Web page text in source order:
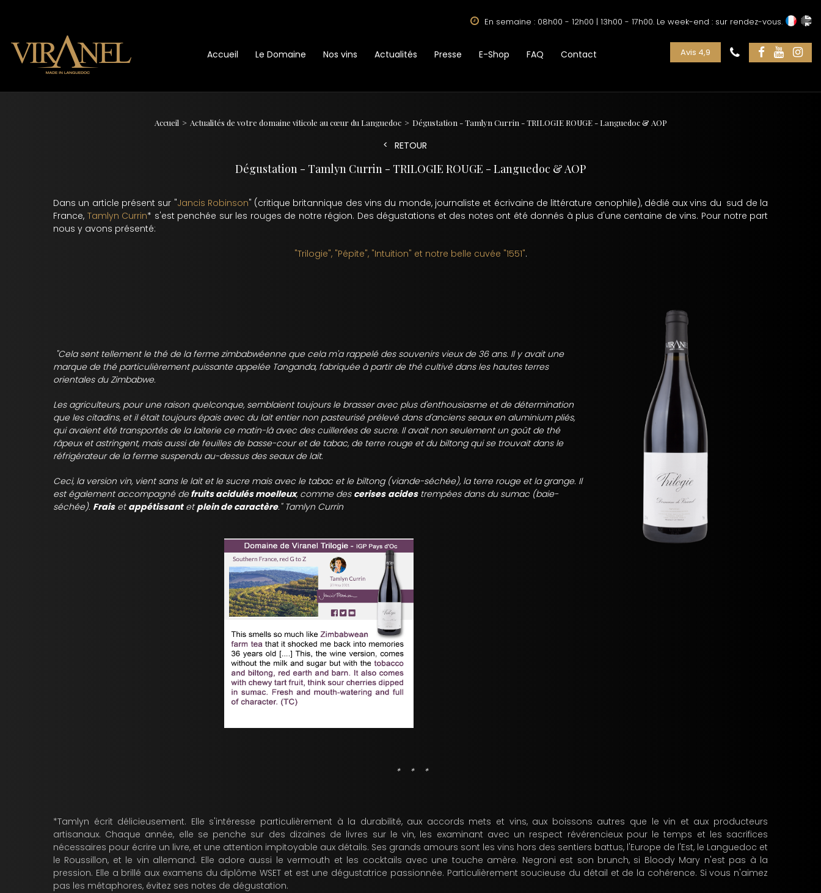
En semaine : 08h00 - 12h00 | 13h00 - 17h00. Le week-end : sur rendez-vous.
Accueil Le Domaine Nos vins Actualités Presse E-Shop FAQ Contact Avis 4,9
Accueil Actualités de votre domaine viticole au cœur du Languedoc Dégustation - Tamlyn Currin - TRILOGIE ROUGE - Languedoc & AOP
RETOUR
Dégustation - Tamlyn Currin - TRILOGIE ROUGE - Languedoc & AOP
Dans un article présent sur "Jancis Robinson" (critique britannique des vins du monde, journaliste et écrivaine de littérature œnophile), dédié aux vins du sud de la
France, Tamlyn Currin* s'est penchée sur les rouges de notre région. Des dégustations et des notes ont été donnés à plus d'une centaine de vins. Pour notre part
nous y avons présenté:
"Trilogie", "Pépite", "Intuition" et notre belle cuvée "1551".
"Cela sent tellement le thé de la ferme zimbabwéenne que cela m'a rappelé des souvenirs vieux de 36 ans. Il y avait une
marque de thé particulièrement puissante appelée Tanganda, fabriquée à partir de thé cultivé dans les hautes terres
orientales du Zimbabwe.
Les agriculteurs, pour une raison quelconque, semblaient toujours le brasser avec plus d'enthousiasme et de détermination
que les citadins, et il était toujours épais avec du lait entier non pasteurisé prélevé dans d'anciens seaux en aluminium pliés,
qui avaient été transportés de la laiterie ce matin-là avec des cuillerées de sucre. Il avait non seulement un goût de thé
râpeux et astringent, mais aussi de feuilles de basse-cour et de tabac, de terre rouge et du biltong qui se trouvait dans le
réfrigérateur de la ferme suspendu au-dessus des seaux de lait.
Ceci, la version vin, vient sans le lait et le sucre mais avec le tabac et le biltong (viande-séchée), la terre rouge et la grange. Il
est également accompagné defruits acidulés moelleux, comme des cerises acidestrempées dans du sumac (baie-
séchée). Fraisetappétissantetplein de caractère." Tamlyn Currin
* * *
*Tamlyn écrit délicieusement. Elle s'intéresse particulièrement à la durabilité, aux accords mets et vins, aux boissons autres que le vin et aux producteurs
artisanaux. Chaque année, elle se penche sur des dizaines de livres sur le vin, les examinant avec un respect révérencieux pour le temps et les sacrifices
nécessaires pour écrire un livre, et une attention impitoyable aux détails. Ses grands amours sont les vins hors des sentiers battus, l'Europe de l'Est, le Languedoc et
le Roussillon, et le vin allemand. Elle adore aussi le vermouth et les cocktails avec une touche amère. Negroni est son brunch, si Bloody Mary n'est pas à la
pression. Elle a brillé aux examens du diplôme WSET et est une dégustatrice passionnée. Particulièrement soucieuse du détail et de la cohérence. Si vous n'aimez
pas les métaphores, évitez ses notes de dégustation.